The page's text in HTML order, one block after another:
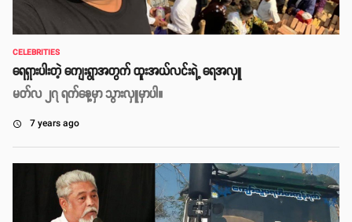
CELEBRITIES
ရေရှားပါးတဲ့ ကျေးရွာအတွက် ထူးအယ်လင်းရဲ့ ရေအလှူ
မတ်လ ၂၇ ရက်နေ့မှာ သွားလှူမှာပါ။
access_time 7 years ago